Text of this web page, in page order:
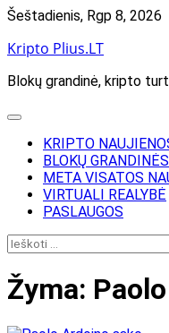
Skip
content
Šeštadienis, Rgp 8, 2026
Kripto Plius.LT
Blokų grandinė, kripto
KRIPTO
BLOKŲ
META VISATOS
VIRTUALI REALYBĖ
PASLAUGOS
Ieškoti:
Žyma: Paolo